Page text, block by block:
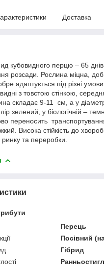
Доставка
кубовидного перцю – 65 днів
розсади. Рослина міцна,
адаптується під різні
з товстою стінкою,
складає 9-11 см, а у
зелений, у біологічній –
переносить
Висока стійкість до
ринку та переробки.
Перець
Посівний
Гібрид